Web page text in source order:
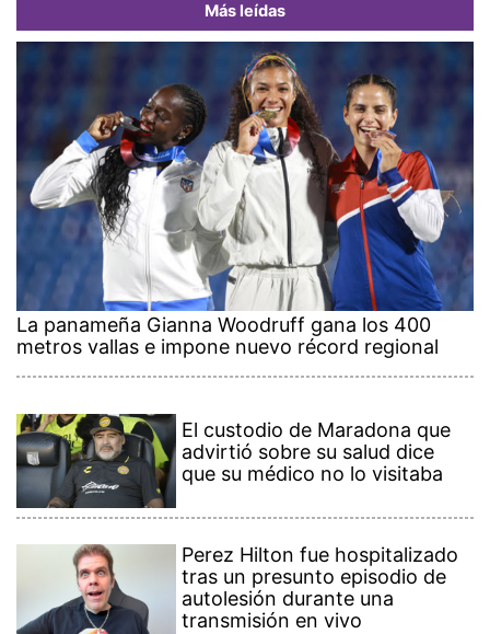
Más leídas
La panameña Gianna Woodruff gana los 400
metros vallas e impone nuevo récord regional
El custodio de Maradona que
advirtió sobre su salud dice
que su médico no lo visitaba
Perez Hilton fue hospitalizado
tras un presunto episodio de
autolesión durante una
transmisión en vivo